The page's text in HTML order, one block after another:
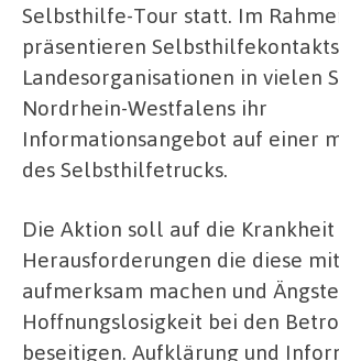
Selbsthilfe-Tour statt. Im
präsentieren
Landesorganisationen in vielen
Nordrhein-Westfalens ihr
Informationsangebot auf einer
des Selbsthilfetrucks.
Die Aktion soll auf die Krankheit
Herausforderungen die diese
aufmerksam machen und
Hoffnungslosigkeit bei den
beseitigen. Aufklärung und